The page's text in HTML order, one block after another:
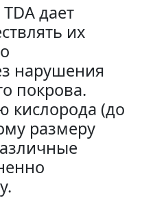
дает
их
нарушения
покрова.
кислорода (до
размеру